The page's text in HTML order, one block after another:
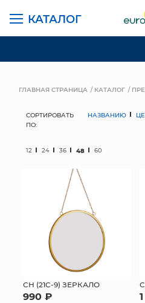
КАТАЛОГ
ГРУНТЫ И
ПРЕДМЕТЫ
МЯГКИЕ
ГЛАВНАЯ СТРАНИЦА КАТАЛОГ
СОРТИРОВАТЬ
ПО:
НАЗВАНИЮ
12 24 36 48 60
СН (21C-9) ЗЕРКАЛО
990 ₽